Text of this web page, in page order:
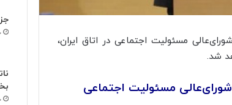
مسئولیت اجتماعی در اتاق ایران،
شد.
مسئولیت اجتماعی